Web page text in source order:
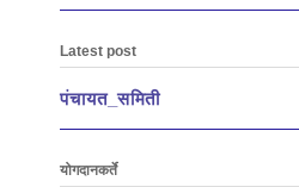
Latest post
पंचायत_समिती
योगदानकर्ते